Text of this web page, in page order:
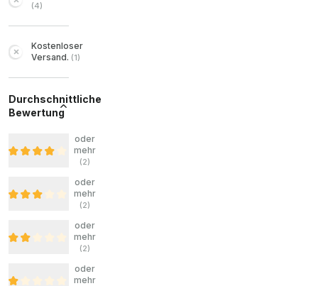
(4)
Kostenloser
Versand. (1)
Durchschnittliche
Bewertung
oder
mehr
(2)
oder
mehr
(2)
oder
mehr
(2)
oder
mehr